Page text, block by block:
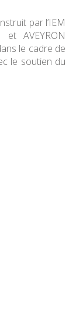
par l’IEM
AVEYRON
le cadre de
le soutien du